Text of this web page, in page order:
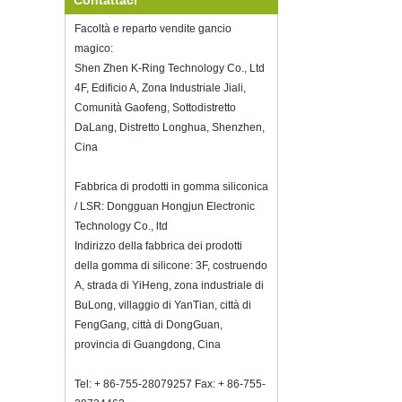
Wendy.E-mail: sales5@kring.com Tel
/ Whatsapp: +8 ...
Hot selling products :portable mini
vacuum sealer 1) For the vacuum
sealer, we have two versions, updated
version with theautomatically vacuum
sensor...
Inspired Home Show,McCormick Place,
Chicago, IL, March 5-7, 20
Home Show,McCormick Place,
Chicago, IL, March 5-7, 2022,booth
number N6819, welcome to visit
us. Best Choice To K...
Come mantenere il vino fresco?
Non bere troppo anche se è un buon
vino.Come mantenere il vino fresco?
per bottiglie di vino ermetico.Bottiglia di
Facoltà e reparto vendite gancio
magico:
Shen Zhen K-Ring Technology Co., Ltd
4F, Edificio A, Zona Industriale Jiali,
Comunità Gaofeng, Sottodistretto
DaLang, Distretto Longhua, Shenzhen,
Cina
Fabbrica di prodotti in gomma siliconica
/ LSR: Dongguan Hongjun Electronic
Technology Co., ltd
Indirizzo della fabbrica dei prodotti
della gomma di silicone: 3F, costruendo
A, strada di YiHeng, zona industriale di
BuLong, villaggio di YanTian, ​​città di
FengGang, città di DongGuan,
provincia di Guangdong, Cina
Tel: + 86-755-28079257 Fax: + 86-755-